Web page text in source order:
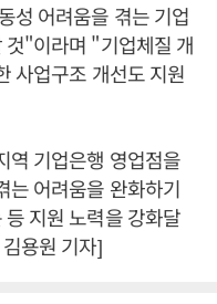
성 어려움을 겪는 기업
것"이라며 "기업체질 개
사업구조 개선도 지원
역 기업은행 영업점을
는 어려움을 완화하기
지원 노력을 강화달
용원 기자]